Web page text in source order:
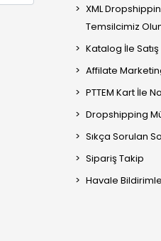
XML
Temsilcimiz
Katalog İle Satış
Affilate
PTTEM Kart İle
Dropshipping
Sıkça Sorulan
Sipariş Takip
Havale